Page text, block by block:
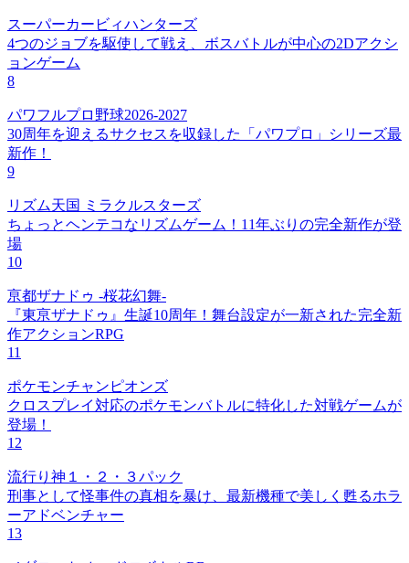
スーパーカービィハンターズ
4つのジョブを駆使して戦え、ボスバトルが中心の2Dアクシ
ョンゲーム
8
パワフルプロ野球2026-2027
30周年を迎えるサクセスを収録した「パワプロ」シリーズ最
新作！
9
リズム天国 ミラクルスターズ
ちょっとヘンテコなリズムゲーム！11年ぶりの完全新作が登
場
10
亰都ザナドゥ -桜花幻舞-
『東亰ザナドゥ』生誕10周年！舞台設定が一新された完全新
作アクションRPG
11
ポケモンチャンピオンズ
クロスプレイ対応のポケモンバトルに特化した対戦ゲームが
登場！
12
流行り神１・２・３パック
刑事として怪事件の真相を暴け、最新機種で美しく甦るホラ
ーアドベンチャー
13